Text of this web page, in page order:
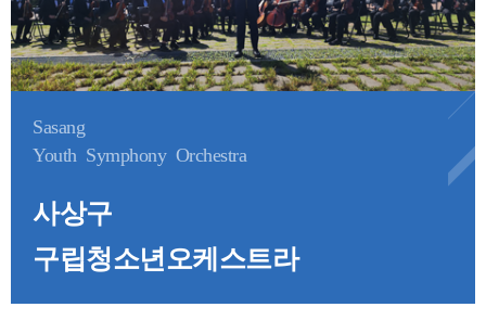
Sasang
Youth Symphony Orchestra
사상구
구립청소년오케스트라